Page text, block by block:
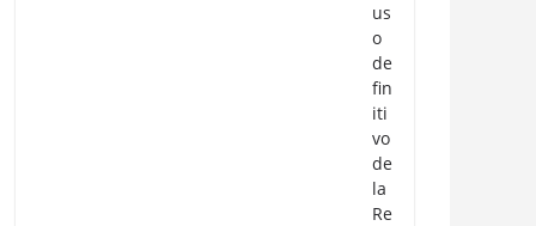
us
o
de
fin
iti
vo
de
la
Re